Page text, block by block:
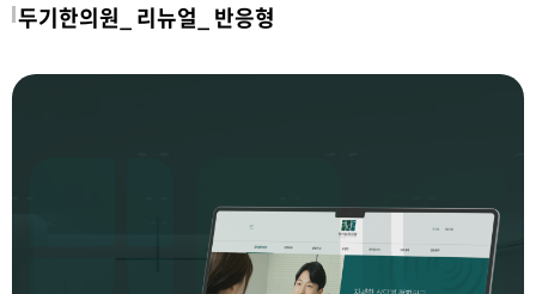
두기한의원_ 리뉴얼_ 반응형